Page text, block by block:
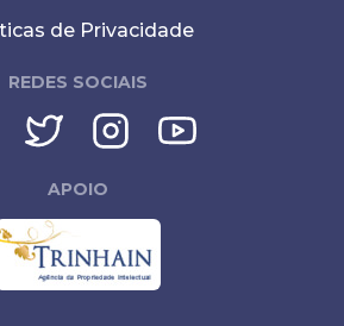
de Privacidade
REDES SOCIAIS
APOIO